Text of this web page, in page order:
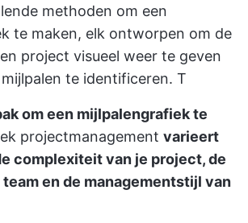
methoden om een
te maken, elk ontworpen om de
project visueel weer te geven
te identificeren. T
om een mijlpalengrafiek te
projectmanagement varieert
complexiteit van je project, de
en de managementstijl van